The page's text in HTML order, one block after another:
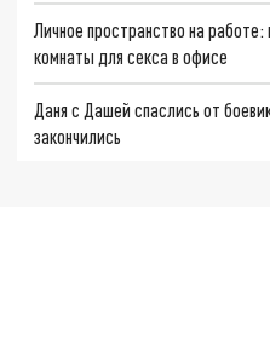
Личное пространство на
комнаты для секса в офисе
Даня с Дашей спаслись от
закончились